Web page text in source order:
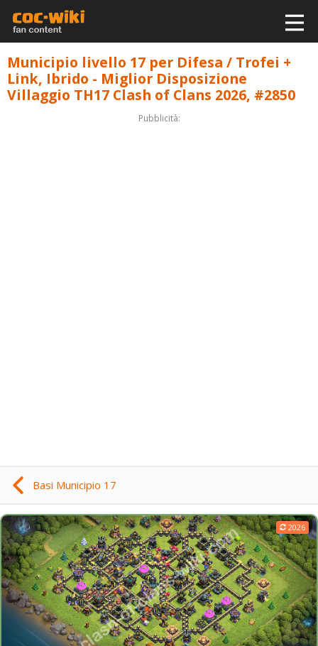
Municipio livello 17 per Difesa / Trofei +
Link, Ibrido - Miglior Disposizione
Villaggio TH17 Clash of Clans 2026, #2850
Pubblicità:
Basi Municipio 17
2026